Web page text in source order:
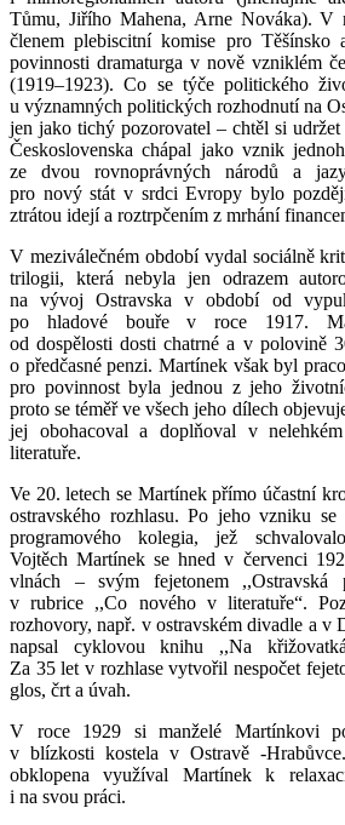
Tůmu, Jiřího Mahena, Arne Nováka). V
členem plebiscitní komise pro Těšínsko
povinnosti dramaturga v nově vzniklém
(1919–1923). Co se týče politického
u významných politických rozhodnutí na
jen jako tichý pozorovatel – chtěl si
Československa chápal jako vznik
ze dvou rovnoprávných národů a
pro nový stát v srdci Evropy bylo
ztrátou idejí a roztrpčením z mrhání
V meziválečném období vydal sociálně
trilogii, která nebyla jen odrazem
na vývoj Ostravska v období od
po hladové bouře v roce 1917.
od dospělosti dosti chatrné a v polovině
o předčasné penzi. Martínek však byl
pro povinnost byla jednou z jeho
proto se téměř ve všech jeho dílech
jej obohacoval a doplňoval v
literatuře.
Ve 20. letech se Martínek přímo účastní
ostravského rozhlasu. Po jeho vzniku
programového kolegia, jež
Vojtěch Martínek se hned v červenci
vlnách – svým fejetonem ,,Ostravská
v rubrice ,,Co nového v literatuře“.
rozhovory, např. v ostravském divadle a v
napsal cyklovou knihu ,,Na
Za 35 let v rozhlase vytvořil nespočet
glos, črt a úvah.
V roce 1929 si manželé Martínkovi
v blízkosti kostela v Ostravě -
obklopena využíval Martínek k
i na svou práci.